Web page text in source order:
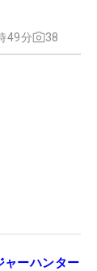
49分 38
ャーハンター